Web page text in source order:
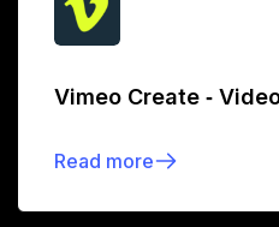
Vimeo Create ‑
Read more